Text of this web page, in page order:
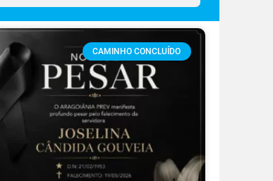
CAMINHO CONCLUÍDO